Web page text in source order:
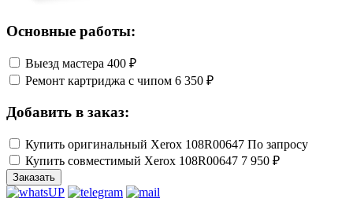
Основные работы:
Выезд мастера 400 ₽
Ремонт картриджа с чипом 6 350 ₽
Добавить в заказ:
Купить оригинальный Xerox 108R00647 По запросу
Купить совместимый Xerox 108R00647 7 950 ₽
Заказать